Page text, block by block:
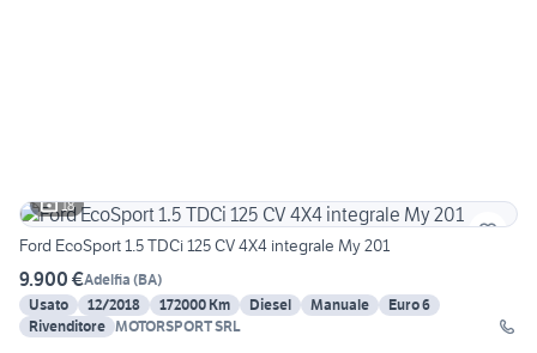
18
Ford EcoSport 1.5 TDCi 125 CV 4X4 integrale My 201
9.900 €Adelfia (BA)
Usato
12/2018 172000 Km Diesel Manuale
Euro 6
Rivenditore MOTORSPORT SRL